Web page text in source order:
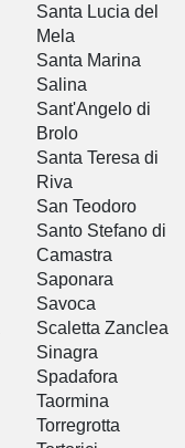
Santa Lucia del
Mela
Santa Marina
Salina
Sant'Angelo di
Brolo
Santa Teresa di
Riva
San Teodoro
Santo Stefano di
Camastra
Saponara
Savoca
Scaletta Zanclea
Sinagra
Spadafora
Taormina
Torregrotta